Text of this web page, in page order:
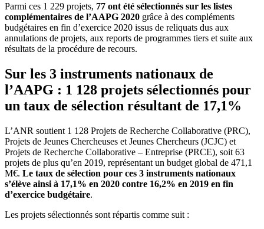
Parmi ces 1 229 projets, 77 ont été sélectionnés sur les listes
complémentaires de l’AAPG 2020 grâce à des compléments
budgétaires en fin d’exercice 2020 issus de reliquats dus aux
annulations de projets, aux reports de programmes tiers et suite aux
résultats de la procédure de recours.
Sur les 3 instruments nationaux de
l’AAPG : 1 128 projets sélectionnés pour
un taux de sélection résultant de 17,1%
L’ANR soutient 1 128 Projets de Recherche Collaborative (PRC),
Projets de Jeunes Chercheuses et Jeunes Chercheurs (JCJC) et
Projets de Recherche Collaborative – Entreprise (PRCE), soit 63
projets de plus qu’en 2019, représentant un budget global de 471,1
M€. Le taux de sélection pour ces 3 instruments nationaux
s’élève ainsi à 17,1% en 2020 contre 16,2% en 2019 en fin
d’exercice budgétaire.
Les projets sélectionnés sont répartis comme suit :